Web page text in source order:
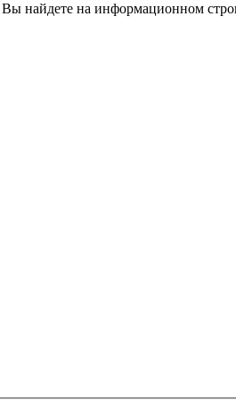
найдете на информационном